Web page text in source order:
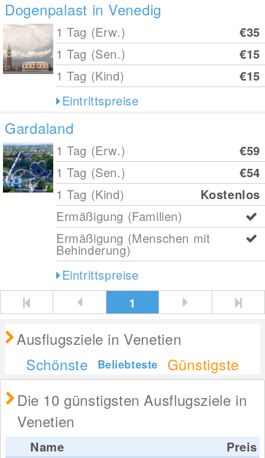
Dogenpalast in Venedig
1 Tag (Erw.)
€35
1 Tag (Sen.)
€15
1 Tag (Kind)
€15
Eintrittspreise
Gardaland
1 Tag (Erw.)
€59
1 Tag (Sen.)
€54
1 Tag (Kind)
Kostenlos
Ermäßigung (Familien)
Ermäßigung (Menschen mit
Behinderung)
Eintrittspreise
1
Ausflugsziele in Venetien
Schönste
Beliebteste
Günstigste
Die 10 günstigsten Ausflugsziele in
Venetien
Name
Preis